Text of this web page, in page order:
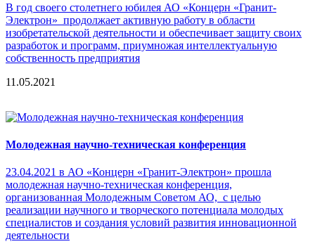
В год своего столетнего юбилея АО «Концерн «Гранит-
Электрон» продолжает активную работу в области
изобретательской деятельности и обеспечивает защиту своих
разработок и программ, приумножая интеллектуальную
собственность предприятия
11.05.2021
Молодежная научно-техническая конференция
23.04.2021 в АО «Концерн «Гранит-Электрон» прошла
молодежная научно-техническая конференция,
организованная Молодежным Советом АО, с целью
реализации научного и творческого потенциала молодых
специалистов и создания условий развития инновационной
деятельности